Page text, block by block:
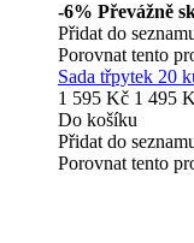
-6% Převážně
Přidat do
Porovnat tento
Sada třpytek 20
1 595 Kč 1 495
Do košíku
Přidat do
Porovnat tento